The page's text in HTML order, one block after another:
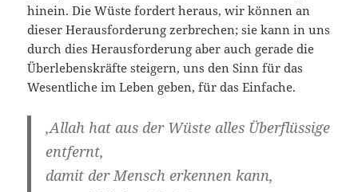
hinein. Die Wüste fordert heraus, wir können an
dieser Herausforderung zerbrechen; sie kann in uns
durch dies Herausforderung aber auch gerade die
Überlebenskräfte steigern, uns den Sinn für das
Wesentliche im Leben geben, für das Einfache.
‚Allah hat aus der Wüste alles Überflüssige
entfernt,
damit der Mensch erkennen kann,